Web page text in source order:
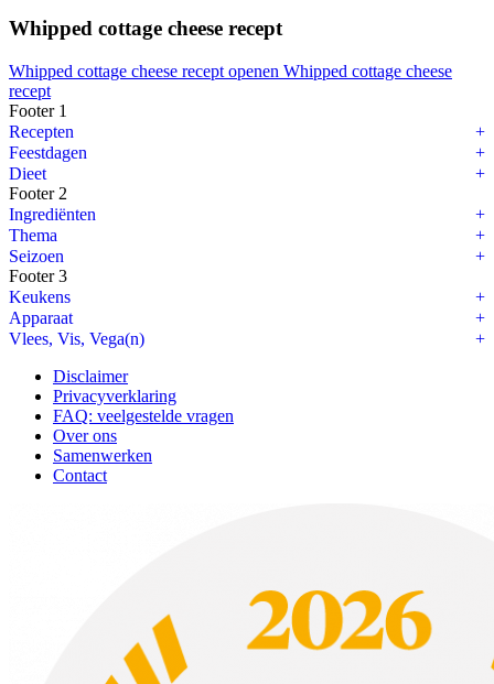
Whipped cottage cheese recept
Whipped cottage cheese recept openen Whipped cottage cheese
recept
Footer 1
Recepten
Feestdagen
Dieet
Footer 2
Ingrediënten
Thema
Seizoen
Footer 3
Keukens
Apparaat
Vlees, Vis, Vega(n)
Disclaimer
Privacyverklaring
FAQ: veelgestelde vragen
Over ons
Samenwerken
Contact